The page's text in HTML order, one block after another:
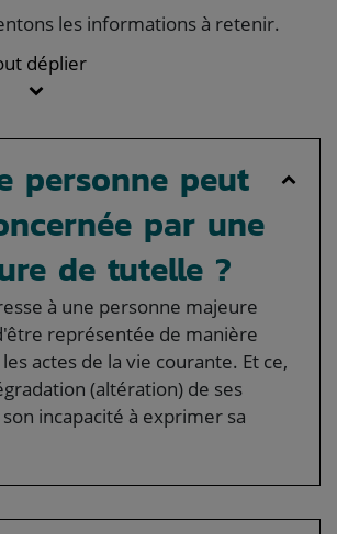
les informations à retenir.
déplier
personne peut
par une
de tutelle ?
à une personne majeure
représentée de manière
actes de la vie courante. Et ce,
(altération) de ses
incapacité à exprimer sa